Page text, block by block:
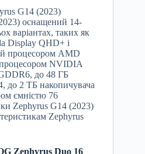
G14 (2023)
оснащений 14-
варіантах, таких як
Display QHD+ і
процесором AMD
NVIDIA
до 48 ГБ
до 2 ТБ накопичувача
ємністю 76
Zephyrus G14 (2023)
Zephyrus
Zephyrus Duo 16